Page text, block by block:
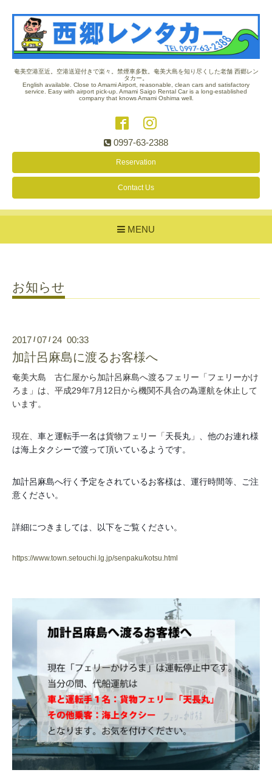
奄美空港至近。空港送迎付きで楽々。禁煙車多数。奄美大島を知り尽くした老舗 西郷レン
タカー。
English available. Close to Amami Airport, reasonable, clean cars and satisfactory
service. Easy with airport pick-up. Amami Saigo Rental Car is a long-established
company that knows Amami Oshima well.
0997-63-2388
Reservation
Contact Us
MENU
お知らせ
2017 /07 / 24 00:33
加計呂麻島に渡るお客様へ
奄美大島 古仁屋から加計呂麻島へ渡るフェリー「フェリーかけ
ろま」は、平成29年7月12日から機関不具合の為運航を休止して
います。
現在、 車と運転手一名は貨物フェリー「天長丸」、他のお連れ様
は海上タクシーで渡って頂いているようです。
加計呂麻島へ行く予定をされているお客様は、運行時間等、ご注
意ください。
詳細につきましては、以下をご覧ください。
https://www.town.setouchi.lg.jp/senpaku/kotsu.html